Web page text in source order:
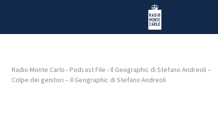
Radio Monte Carlo
HOME
Radio Monte Carlo › Podcast File › Il Geographic di Stefano Andreoli –
Colpe dei genitori – Il Geographic di Stefano Andreoli